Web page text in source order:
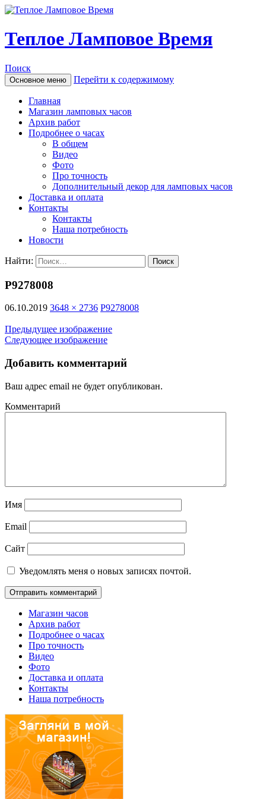
Теплое Ламповое Время
Поиск
Основное меню Перейти к содержимому
Главная
Магазин ламповых часов
Архив работ
Подробнее о часах
В общем
Видео
Фото
Про точность
Дополнительный декор для ламповых часов
Доставка и оплата
Контакты
Контакты
Наша потребность
Новости
Найти:
P9278008
06.10.2019 3648 × 2736 P9278008
Предыдущее изображение
Следующее изображение
Добавить комментарий
Ваш адрес email не будет опубликован.
Комментарий
Имя
Email
Сайт
Уведомлять меня о новых записях почтой.
Магазин часов
Архив работ
Подробнее о часах
Про точность
Видео
Фото
Доставка и оплата
Контакты
Наша потребность